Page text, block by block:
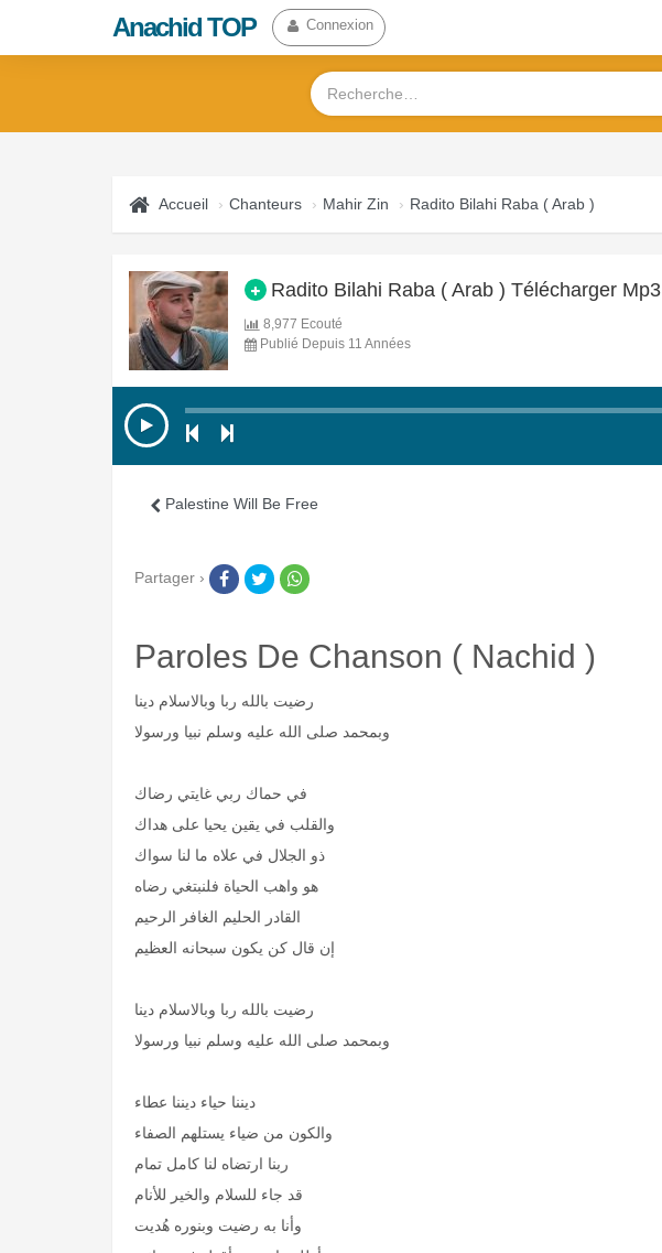
Anachid TOP Connexion
Accueil Chanteurs Mahir Zin Radito Bilahi Raba ( Arab )
Radito Bilahi Raba ( Arab ) Télécharger Mp3
8,977 Ecouté
Publié Depuis 11 Années
Palestine Will Be Free
Partager ›
Paroles De Chanson ( Nachid )
رضيت بالله ربا وبالاسلام دينا
وبمحمد صلى الله عليه وسلم نبيا ورسولا
في حماك ربي غايتي رضاك
والقلب في يقين يحيا على هداك
ذو الجلال في علاه ما لنا سواك
هو واهب الحياة فلنبتغي رضاه
القادر الحليم الغافر الرحيم
إن قال كن يكون سبحانه العظيم
رضيت بالله ربا وبالاسلام دينا
وبمحمد صلى الله عليه وسلم نبيا ورسولا
ديننا حياء ديننا عطاء
والكون من ضياء يستلهم الصفاء
ربنا ارتضاه لنا كامل تمام
قد جاء للسلام والخير للأنام
وأنا به رضيت وبنوره هُديت